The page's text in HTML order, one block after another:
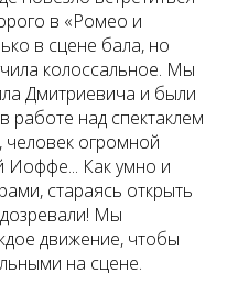
в «Ромео и
в сцене бала, но
колоссальное. Мы
Дмитриевича и были
работе над спектаклем
человек огромной
Иоффе... Как умно и
стараясь открыть
Мы
движение, чтобы
на сцене.